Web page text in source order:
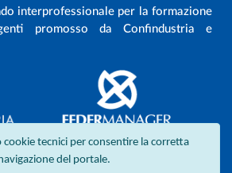
cookie tecnici per consentire la corretta
del portale.
interprofessionale per la formazione
promosso da Confindustria e